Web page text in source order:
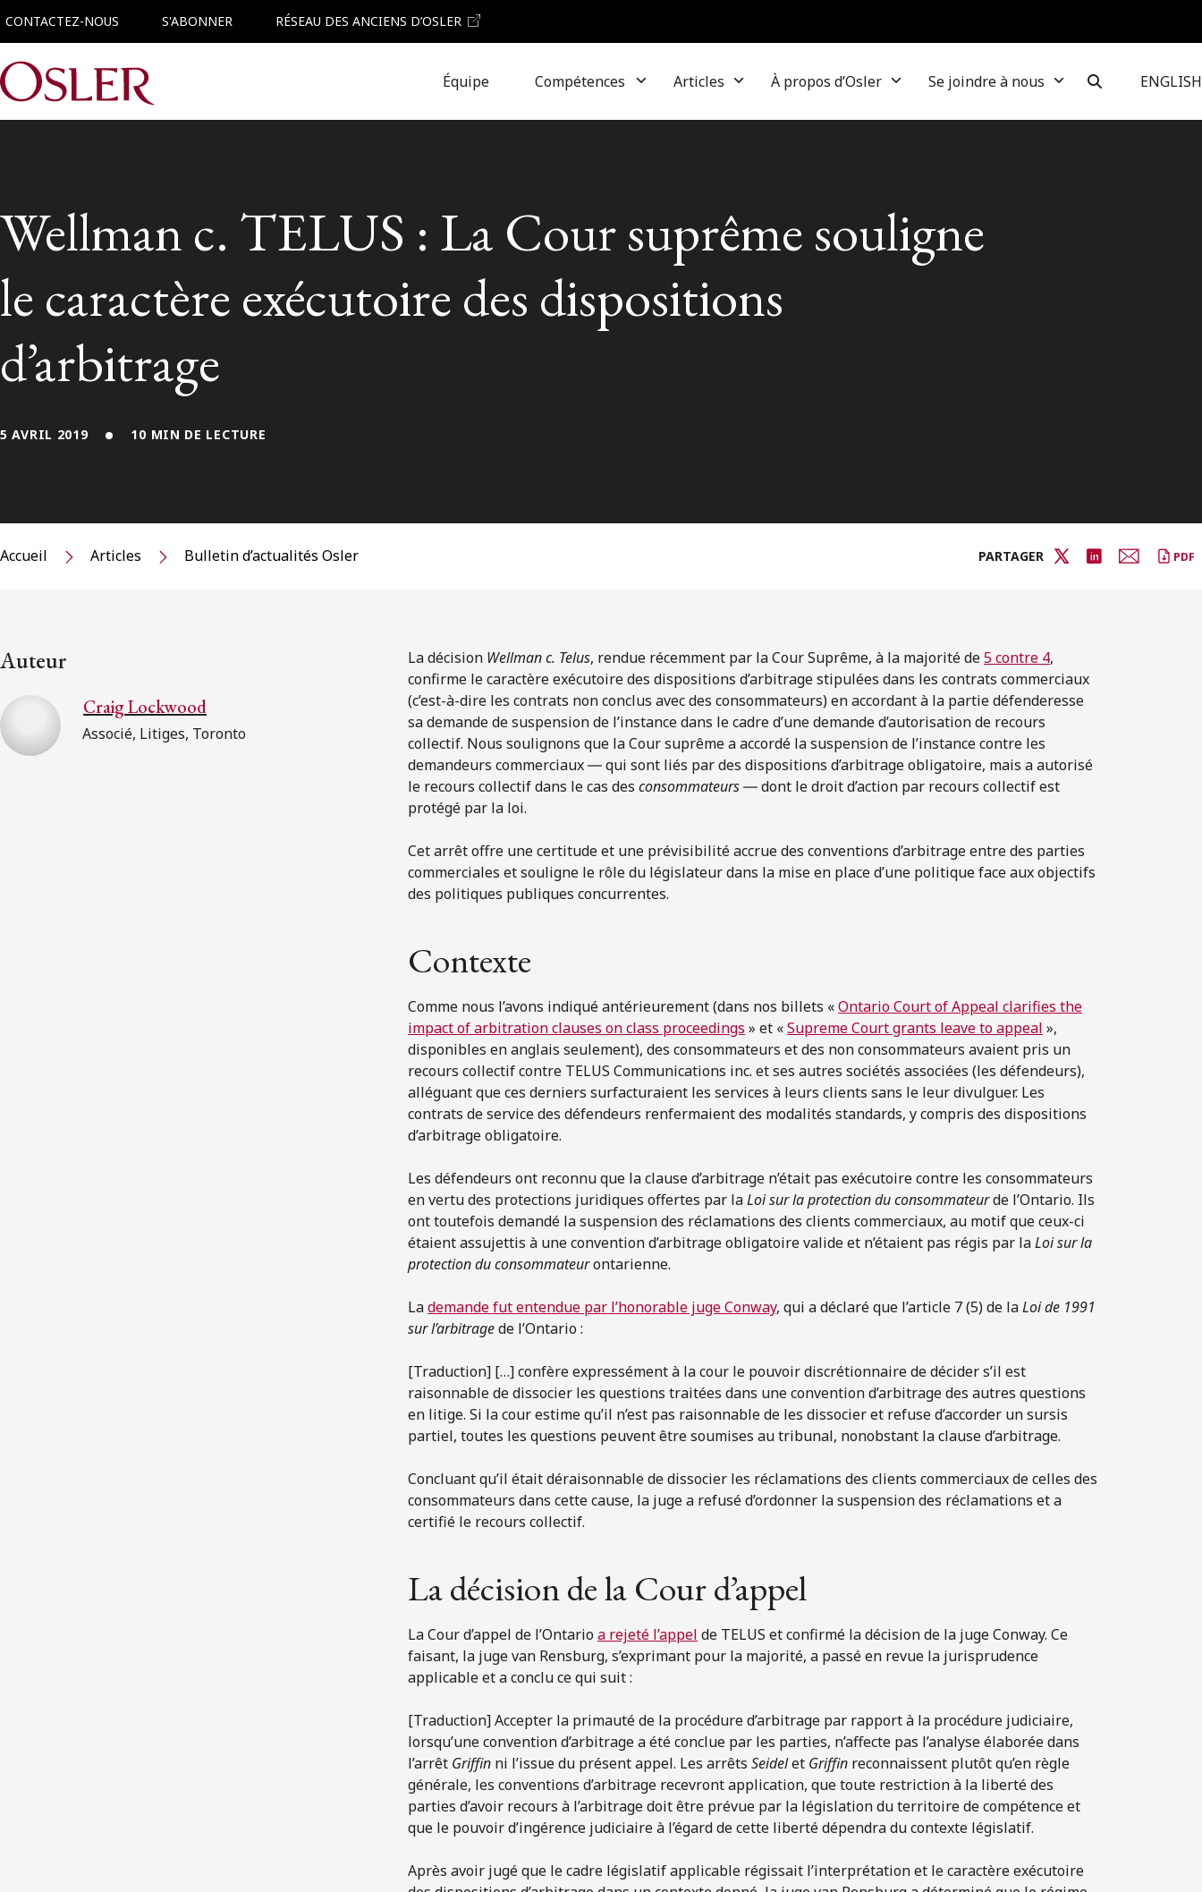
CONTACTEZ-NOUS S'ABONNER RÉSEAU DES ANCIENS D’OSLER
Main Navigation Équipe Compétences Articles À propos d’Osler Se joindre à nous ENGLISH
Wellman c. TELUS : La Cour suprême souligne
le caractère exécutoire des dispositions
d’arbitrage
5 AVRIL 2019 10 MIN DE LECTURE
Accueil Articles Bulletin d’actualités Osler PARTAGER PDF
Auteur
Craig Lockwood
Associé, Litiges, Toronto
La décision Wellman c. Telus, rendue récemment par la Cour Suprême, à la majorité de5 contre 4,
confirme le caractère exécutoire des dispositions d’arbitrage stipulées dans les contrats commerciaux
(c’est-à-dire les contrats non conclus avec des consommateurs) en accordant à la partie défenderesse
sa demande de suspension de l’instance dans le cadre d’une demande d’autorisation de recours
collectif. Nous soulignons que la Cour suprême a accordé la suspension de l’instance contre les
demandeurs commerciaux ― qui sont liés par des dispositions d’arbitrage obligatoire, mais a autorisé
le recours collectif dans le cas des consommateurs― dont le droit d’action par recours collectif est
protégé par la loi.
Cet arrêt offre une certitude et une prévisibilité accrue des conventions d’arbitrage entre des parties
commerciales et souligne le rôle du législateur dans la mise en place d’une politique face aux objectifs
des politiques publiques concurrentes.
Contexte
Comme nous l’avons indiqué antérieurement (dans nos billets «Ontario Court of Appeal clarifies the
impact of arbitration clauses on class proceedings » et «Supreme Court grants leave to appeal »,
disponibles en anglais seulement), des consommateurs et des non consommateurs avaient pris un
recours collectif contre TELUS Communications inc. et ses autres sociétés associées (les défendeurs),
alléguant que ces derniers surfacturaient les services à leurs clients sans le leur divulguer. Les
contrats de service des défendeurs renfermaient des modalités standards, y compris des dispositions
d’arbitrage obligatoire.
Les défendeurs ont reconnu que la clause d’arbitrage n’était pas exécutoire contre les consommateurs
en vertu des protections juridiques offertes par laLoi sur la protection du consommateurde l’Ontario. Ils
ont toutefois demandé la suspension des réclamations des clients commerciaux, au motif que ceux-ci
étaient assujettis à une convention d’arbitrage obligatoire valide et n’étaient pas régis par laLoi sur la
protection du consommateurontarienne.
Lademande fut entendue par l’honorable juge Conway, qui a déclaré que l’article 7 (5) de laLoi de 1991
sur l’arbitragede l’Ontario :
[Traduction] […] confère expressément à la cour le pouvoir discrétionnaire de décider s’il est
raisonnable de dissocier les questions traitées dans une convention d’arbitrage des autres questions
en litige. Si la cour estime qu’il n’est pas raisonnable de les dissocier et refuse d’accorder un sursis
partiel, toutes les questions peuvent être soumises au tribunal, nonobstant la clause d’arbitrage.
Concluant qu’il était déraisonnable de dissocier les réclamations des clients commerciaux de celles des
consommateurs dans cette cause, la juge a refusé d’ordonner la suspension des réclamations et a
certifié le recours collectif.
La décision de la Cour d’appel
La Cour d’appel de l’Ontario a rejeté l’appel de TELUS et confirmé la décision de la juge Conway. Ce
faisant, la juge van Rensburg, s’exprimant pour la majorité, a passé en revue la jurisprudence
applicable et a conclu ce qui suit :
[Traduction] Accepter la primauté de la procédure d’arbitrage par rapport à la procédure judiciaire,
lorsqu’une convention d’arbitrage a été conclue par les parties, n’affecte pas l’analyse élaborée dans
l’arrêt Griffin ni l’issue du présent appel. Les arrêts Seidelet Griffin reconnaissent plutôt qu’en règle
générale, les conventions d’arbitrage recevront application, que toute restriction à la liberté des
parties d’avoir recours à l’arbitrage doit être prévue par la législation du territoire de compétence et
que le pouvoir d’ingérence judiciaire à l’égard de cette liberté dépendra du contexte législatif.
Après avoir jugé que le cadre législatif applicable régissait l’interprétation et le caractère exécutoire